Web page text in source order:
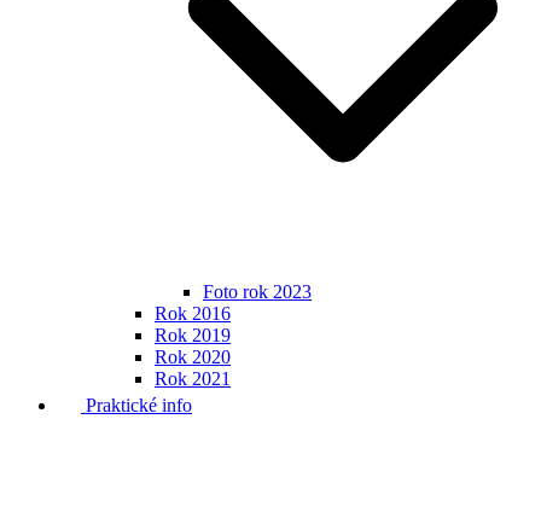
Foto rok 2023
Rok 2016
Rok 2019
Rok 2020
Rok 2021
Praktické info